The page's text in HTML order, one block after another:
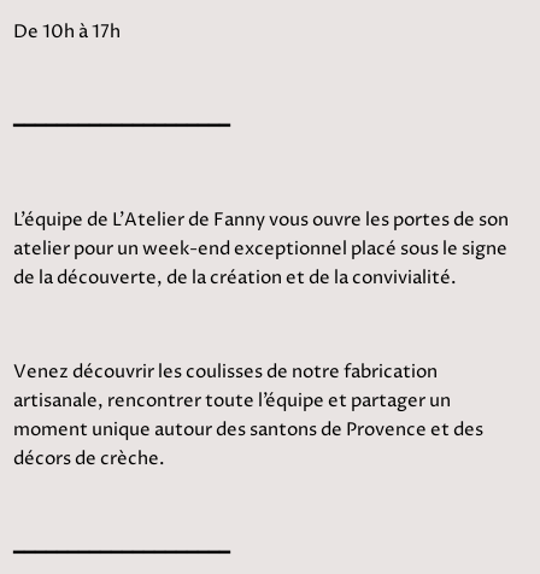
De 10h à 17h
━━━━━━━━━━━━━━━━━━━━
L’équipe de L’Atelier de Fanny vous ouvre les portes de son
atelier pour un week-end exceptionnel placé sous le signe
de la découverte, de la création et de la convivialité.
Venez découvrir les coulisses de notre fabrication
artisanale, rencontrer toute l’équipe et partager un
moment unique autour des santons de Provence et des
décors de crèche.
━━━━━━━━━━━━━━━━━━━━